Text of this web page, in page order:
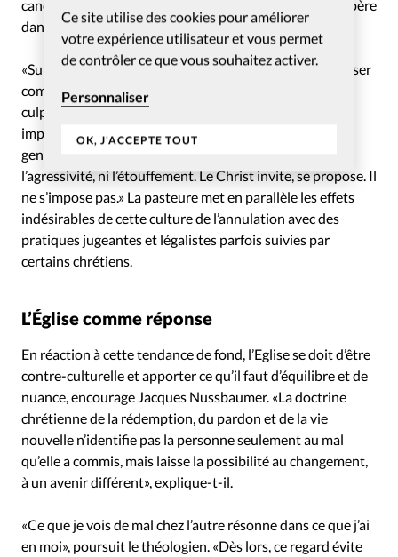
Ce site utilise des cookies pour améliorer
votre expérience utilisateur et vous permet
de contrôler ce que vous souhaitez activer.
Personnaliser
OK, J'ACCEPTE TOUT
cancel culture est foncièrement antichrétienne et prospère
dans une société déchristianisée en perte de repères.»
«Subtilement, la cancel culture veut nous amener à penser
comme elle», déclare Johanna Exbrayat. «Elle nous fait
culpabiliser par du harcèlement si on “faute”. Elle veut
imposer tout en présentant ses défenseurs comme les
gentils de l’histoire. Le christianisme n’est pas dans
l’agressivité, ni l’étouffement. Le Christ invite, se propose. Il
ne s’impose pas.» La pasteure met en parallèle les effets
indésirables de cette culture de l’annulation avec des
pratiques jugeantes et légalistes parfois suivies par
certains chrétiens.
L’Église comme réponse
En réaction à cette tendance de fond, l’Eglise se doit d’être
contre-culturelle et apporter ce qu’il faut d’équilibre et de
nuance, encourage Jacques Nussbaumer. «La doctrine
chrétienne de la rédemption, du pardon et de la vie
nouvelle n’identifie pas la personne seulement au mal
qu’elle a commis, mais laisse la possibilité au changement,
à un avenir différent», explique-t-il.
«Ce que je vois de mal chez l’autre résonne dans ce que j’ai
en moi», poursuit le théologien. «Dès lors, ce regard évite